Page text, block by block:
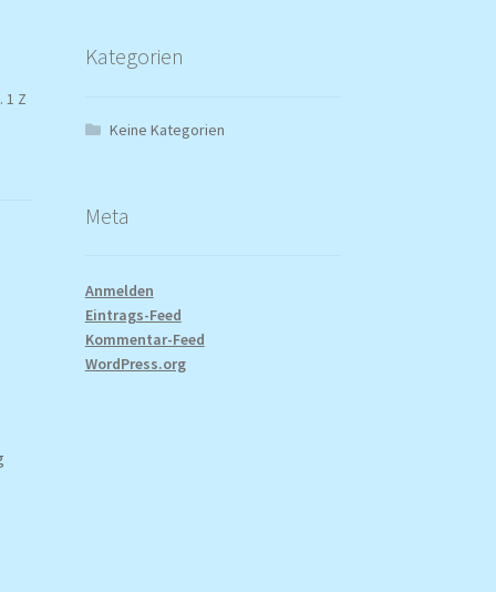
1 Z
Kategorien
Keine Kategorien
Meta
Anmelden
Eintrags-Feed
Kommentar-Feed
WordPress.org